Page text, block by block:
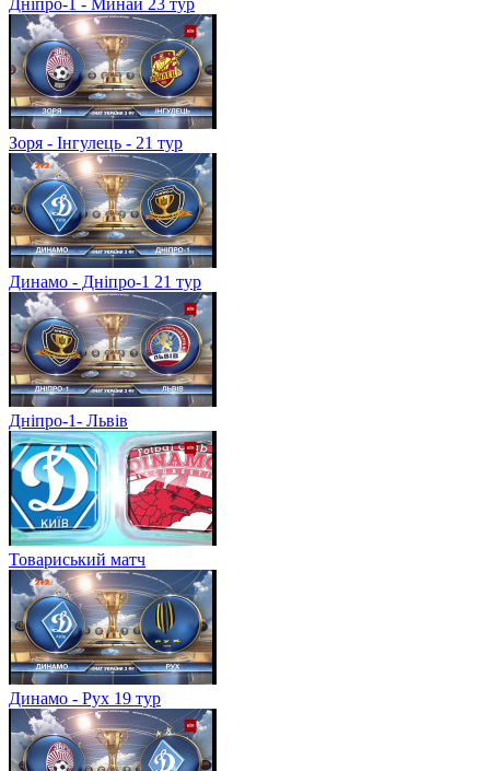
Зоря - Інгулець - 21 тур
Динамо - Дніпро-1 21 тур
Дніпро-1- Львів
Товариський матч
Динамо - Рух 19 тур